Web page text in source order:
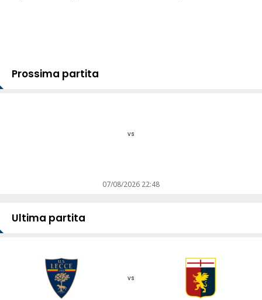
Prossima partita
vs
07/08/2026 22:48
Ultima partita
vs